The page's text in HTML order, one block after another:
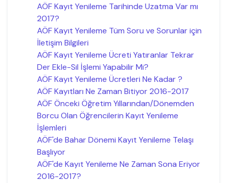
AÖF Kayıt Yenileme Tarihinde Uzatma Var mı
2017?
AÖF Kayıt Yenileme Tüm Soru ve Sorunlar için
İletişim Bilgileri
AÖF Kayıt Yenileme Ücreti Yatıranlar Tekrar
Der Ekle-Sil İşlemi Yapabilir Mi?
AÖF Kayıt Yenileme Ücretleri Ne Kadar ?
AÖF Kayıtları Ne Zaman Bitiyor 2016-2017
AÖF Önceki Öğretim Yıllarından/Dönemden
Borcu Olan Öğrencilerin Kayıt Yenileme
İşlemleri
AÖF'de Bahar Dönemi Kayıt Yenileme Telaşı
Başlıyor
AÖF'de Kayıt Yenileme Ne Zaman Sona Eriyor
2016-2017?